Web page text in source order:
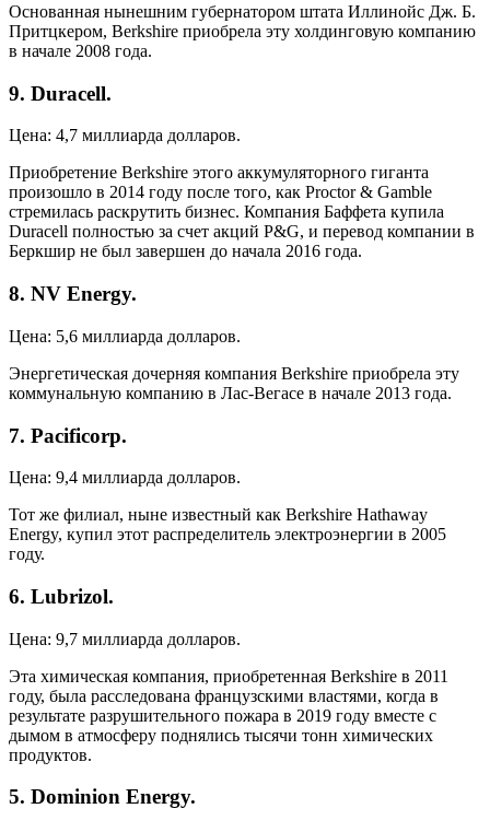
Основанная нынешним губернатором штата Иллинойс Дж. Б.
Притцкером, Berkshire приобрела эту холдинговую компанию
в начале 2008 года.
9. Duracell.
Цена: 4,7 миллиарда долларов.
Приобретение Berkshire этого аккумуляторного гиганта
произошло в 2014 году после того, как Proctor & Gamble
стремилась раскрутить бизнес. Компания Баффета купила
Duracell полностью за счет акций P&G, и перевод компании в
Беркшир не был завершен до начала 2016 года.
8. NV Energy.
Цена: 5,6 миллиарда долларов.
Энергетическая дочерняя компания Berkshire приобрела эту
коммунальную компанию в Лас-Вегасе в начале 2013 года.
7. Pacificorp.
Цена: 9,4 миллиарда долларов.
Тот же филиал, ныне известный как Berkshire Hathaway
Energy, купил этот распределитель электроэнергии в 2005
году.
6. Lubrizol.
Цена: 9,7 миллиарда долларов.
Эта химическая компания, приобретенная Berkshire в 2011
году, была расследована французскими властями, когда в
результате разрушительного пожара в 2019 году вместе с
дымом в атмосферу поднялись тысячи тонн химических
продуктов.
5. Dominion Energy.